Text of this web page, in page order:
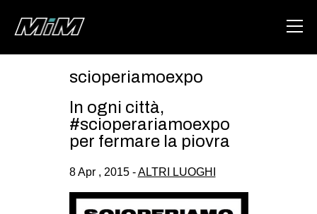
ABOUT
DEGENERAZIONE
GAZA FREESTYLE
scioperiamoexpo
In ogni città,
#scioperariamoexpo
per fermare la piovra
8 Apr , 2015 -ALTRI LUOGHI